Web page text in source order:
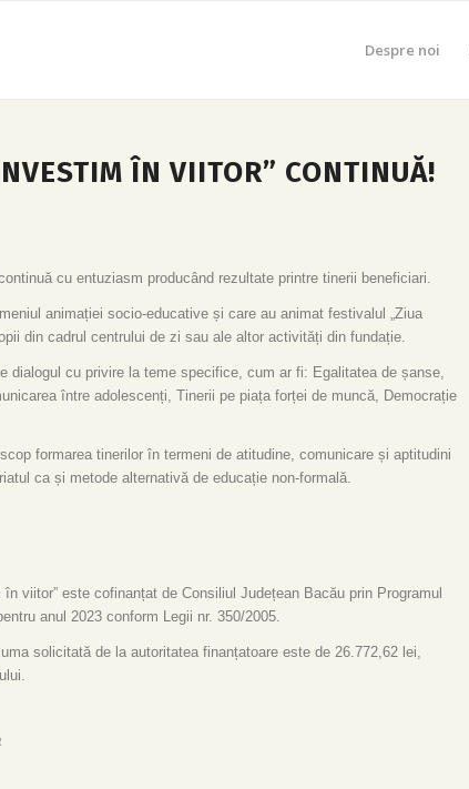
Despre noi
ÎN VIITOR” CONTINUĂ!
cu entuziasm producând rezultate printre tinerii beneficiari.
animației socio-educative și care au animat festivalul „Ziua
din cadrul centrului de zi sau ale altor activități din fundație.
dialogul cu privire la teme specifice, cum ar fi: Egalitatea de șanse,
între adolescenți, Tinerii pe piața forței de muncă, Democrație
formarea tinerilor în termeni de atitudine, comunicare și aptitudini
ca și metode alternativă de educație non-formală.
viitor” este cofinanțat de Consiliul Județean Bacău prin Programul
anul 2023 conform Legii nr. 350/2005.
solicitată de la autoritatea finanțatoare este de 26.772,62 lei,